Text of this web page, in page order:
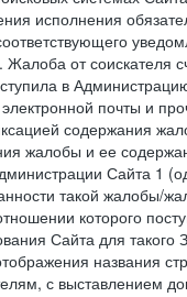
исполнения
Жалоба от
в
почты и
содержания
жалобы и ее
Сайта 1
такой
которого
Сайта для
названия
с выставлением